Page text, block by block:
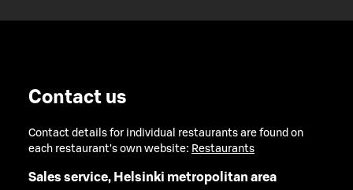
Contact us
Contact details for individual restaurants are found on
each restaurant's own website: Restaurants
Sales service, Helsinki metropolitan area